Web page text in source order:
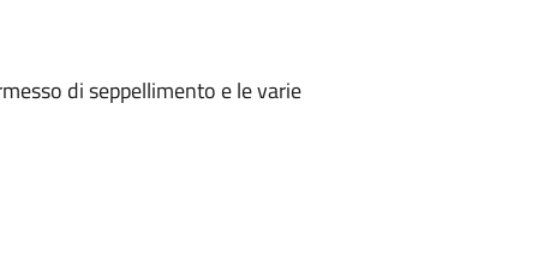
di seppellimento e le varie